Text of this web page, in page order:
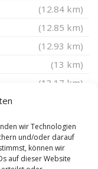
wir Technologien
und/oder darauf
können wir
auf dieser Website
(12.84 km)
(12.85 km)
(12.93 km)
(13 km)
(13.17 km)
(13.46 km)
(13.47 km)